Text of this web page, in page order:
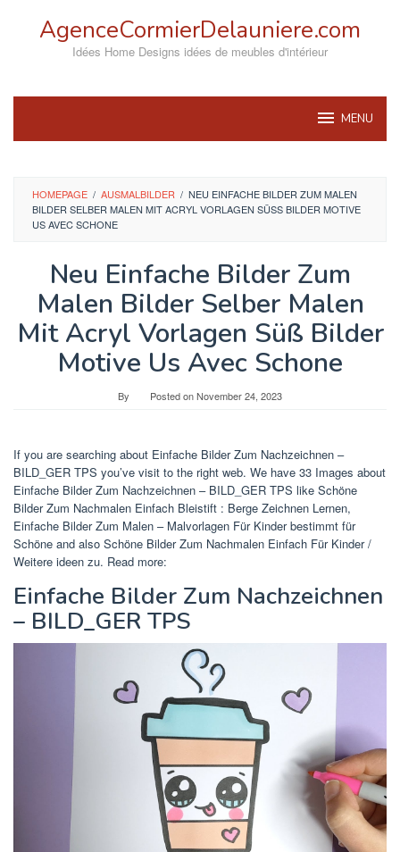
AgenceCormierDelauniere.com
Idées Home Designs idées de meubles d'intérieur
MENU
HOMEPAGE / AUSMALBILDER / NEU EINFACHE BILDER ZUM MALEN
BILDER SELBER MALEN MIT ACRYL VORLAGEN SÜSS BILDER MOTIVE U
S AVEC SCHONE
Neu Einfache Bilder Zum
Malen Bilder Selber Malen
Mit Acryl Vorlagen Süß Bilder
Motive Us Avec Schone
By Posted onNovember 24, 2023
If you are searching about Einfache Bilder Zum Nachzeichnen –
BILD_GER TPS you’ve visit to the right web. We have 33 Images about
Einfache Bilder Zum Nachzeichnen – BILD_GER TPS like Schöne
Bilder Zum Nachmalen Einfach Bleistift : Berge Zeichnen Lernen,
Einfache Bilder Zum Malen – Malvorlagen Für Kinder bestimmt für
Schöne and also Schöne Bilder Zum Nachmalen Einfach Für Kinder /
Weitere ideen zu. Read more:
Einfache Bilder Zum Nachzeichnen
– BILD_GER TPS